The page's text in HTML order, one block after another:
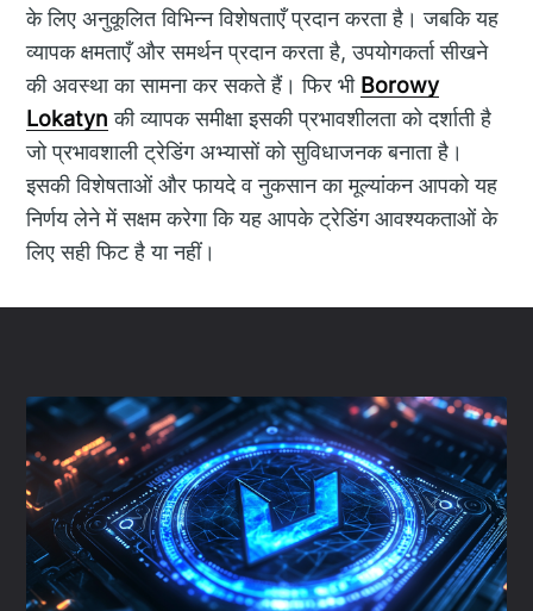
के लिए अनुकूलित विभिन्न विशेषताएँ प्रदान करता है। जबकि यह
व्यापक क्षमताएँ और समर्थन प्रदान करता है, उपयोगकर्ता सीखने
की अवस्था का सामना कर सकते हैं। फिर भी Borowy
Lokatyn की व्यापक समीक्षा इसकी प्रभावशीलता को दर्शाती है
जो प्रभावशाली ट्रेडिंग अभ्यासों को सुविधाजनक बनाता है।
इसकी विशेषताओं और फायदे व नुकसान का मूल्यांकन आपको यह
निर्णय लेने में सक्षम करेगा कि यह आपके ट्रेडिंग आवश्यकताओं के
लिए सही फिट है या नहीं।